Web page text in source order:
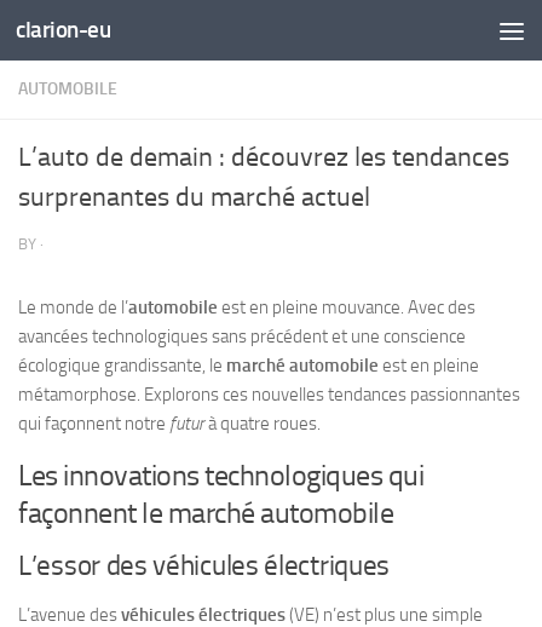
Skip to content
clarion-eu
AUTOMOBILE
L’auto de demain : découvrez les tendances
surprenantes du marché actuel
BY ·
Le monde de l’automobile est en pleine mouvance. Avec des
avancées technologiques sans précédent et une conscience
écologique grandissante, le marché automobile est en pleine
métamorphose. Explorons ces nouvelles tendances passionnantes
qui façonnent notre futurà quatre roues.
Les innovations technologiques qui
façonnent le marché automobile
L’essor des véhicules électriques
L’avenue desvéhicules électriques(VE) n’est plus une simple